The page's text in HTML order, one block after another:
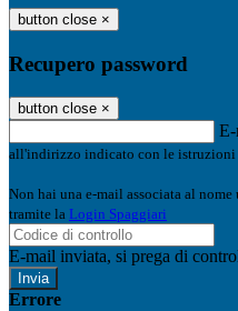
button close ×
Recupero password
button close ×
all'indirizzo indicato con le istruzioni
Non hai una e-mail associata al
tramite la Login Spaggiari
E-mail inviata, si prega di
Errore